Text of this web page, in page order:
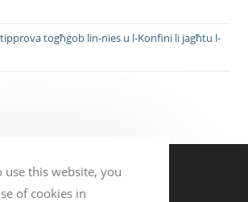
tipprova togħġob lin-nies u l-Konfini li jagħtu l-
this website, you
of cookies in